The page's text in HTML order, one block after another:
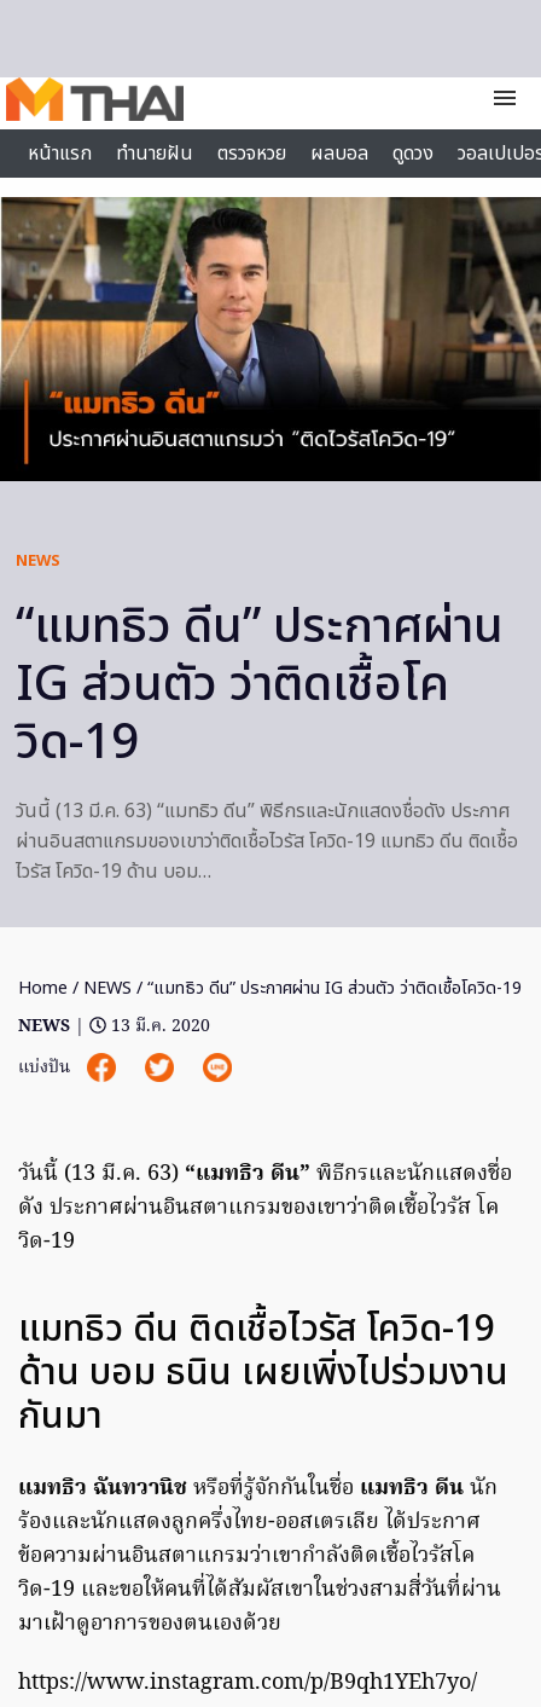
menu
หน้าแรก
ทำนายฝัน ตรวจหวย ผลบอล ดูดวง
วอลเปเป
ไลฟ์สไตล์
NEWS
“แมทธิว ดีน” ประกาศผ่าน
IG ส่วนตัว ว่าติดเชื้อโค
วิด-19
วันนี้ (13 มี.ค. 63) “แมทธิว ดีน” พิธีกรและนักแสดงชื่อดัง ประกาศ
ผ่านอินสตาแกรมของเขาว่าติดเชื้อไวรัส โควิด-19 แมทธิว ดีน ติดเชื้อ
ไวรัส โควิด-19 ด้าน บอม…
Home / NEWS / “แมทธิว ดีน” ประกาศผ่าน IG ส่วนตัว ว่าติดเชื้อโควิด-19
NEWS |
13 มี.ค. 2020
แบ่งปัน
วันนี้ (13 มี.ค. 63) “แมทธิว ดีน” พิธีกรและนักแสดงชื่อ
ดัง ประกาศผ่านอินสตาแกรมของเขาว่าติดเชื้อไวรัส โค
วิด-19
แมทธิว ดีน ติดเชื้อไวรัส โควิด-19
ด้าน บอม ธนิน เผยเพิ่งไปร่วมงาน
กันมา
แมทธิว ฉันทวานิชหรือที่รู้จักกันในชื่อ แมทธิว ดีนนัก
ร้องและนักแสดงลูกครึ่งไทย-ออสเตรเลีย ได้ประกาศ
ข้อความผ่านอินสตาแกรมว่าเขากำลังติดเชื้อไวรัสโค
วิด-19 และขอให้คนที่ได้สัมผัสเขาในช่วงสามสี่วันที่ผ่าน
มาเฝ้าดูอาการของตนเองด้วย
https://www.instagram.com/p/B9qh1YEh7yo/